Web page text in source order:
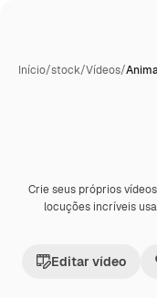
Início/stock/Vídeos/
PremiumGerada com IA
Crie seus próprios
locuções incríveis
Editar vídeo